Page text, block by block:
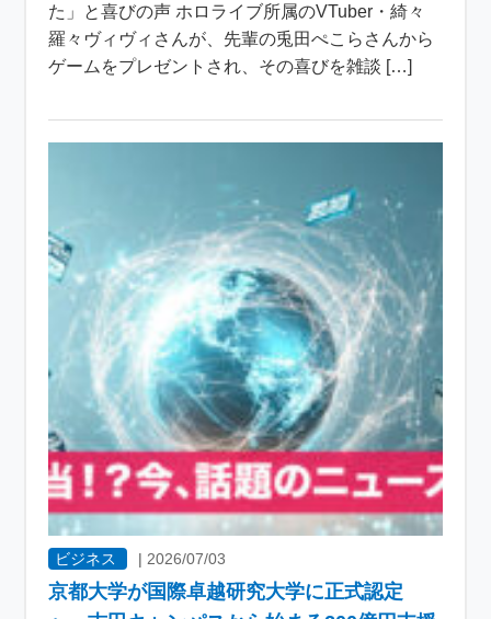
た」と喜びの声 ホロライブ所属のVTuber・綺々
羅々ヴィヴィさんが、先輩の兎田ぺこらさんから
ゲームをプレゼントされ、その喜びを雑談 […]
ビジネス | 2026/07/03
京都大学が国際卓越研究大学に正式認定